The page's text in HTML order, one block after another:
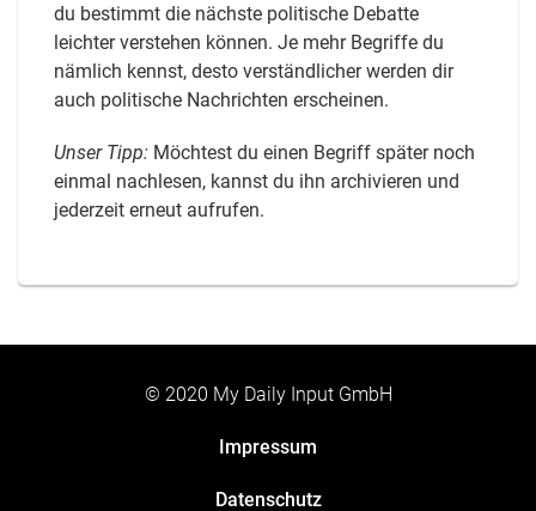
du bestimmt die nächste politische Debatte
leichter verstehen können. Je mehr Begriffe du
nämlich kennst, desto verständlicher werden dir
auch politische Nachrichten erscheinen.
Unser Tipp: Möchtest du einen Begriff später noch
einmal nachlesen, kannst du ihn archivieren und
jederzeit erneut aufrufen.
© 2020 My Daily Input GmbH
Impressum
Datenschutz